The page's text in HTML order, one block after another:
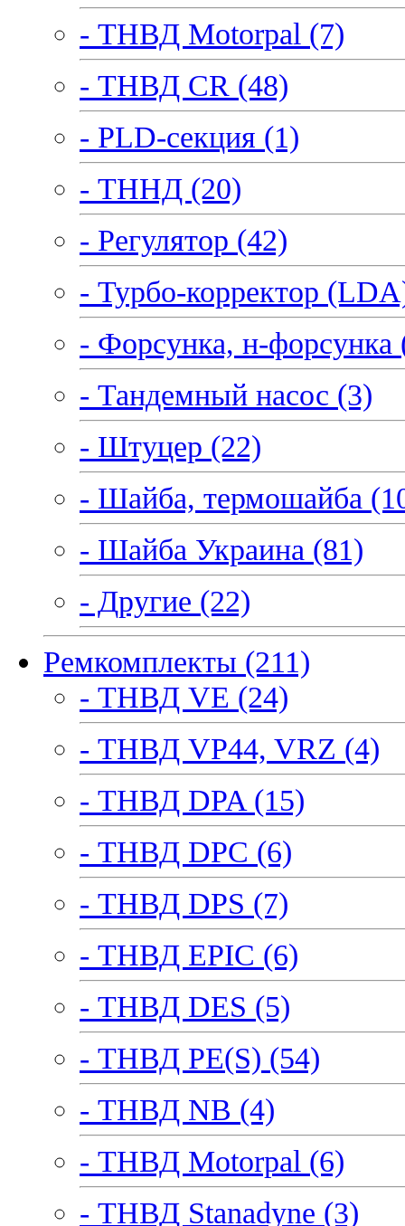
- ТНВД Motorpal (7)
- ТНВД CR (48)
- PLD-секция (1)
- ТННД (20)
- Регулятор (42)
- Турбо-корректор
- Форсунка, н-форсунка
- Тандемный насос (3)
- Штуцер (22)
- Шайба, термошайба
- Шайба Украина (81)
- Другие (22)
Ремкомплекты (211)
- ТНВД VE (24)
- ТНВД VP44, VRZ (4)
- ТНВД DPA (15)
- ТНВД DPC (6)
- ТНВД DPS (7)
- ТНВД EPIC (6)
- ТНВД DES (5)
- ТНВД PE(S) (54)
- ТНВД NB (4)
- ТНВД Motorpal (6)
- ТНВД Stanadyne (3)